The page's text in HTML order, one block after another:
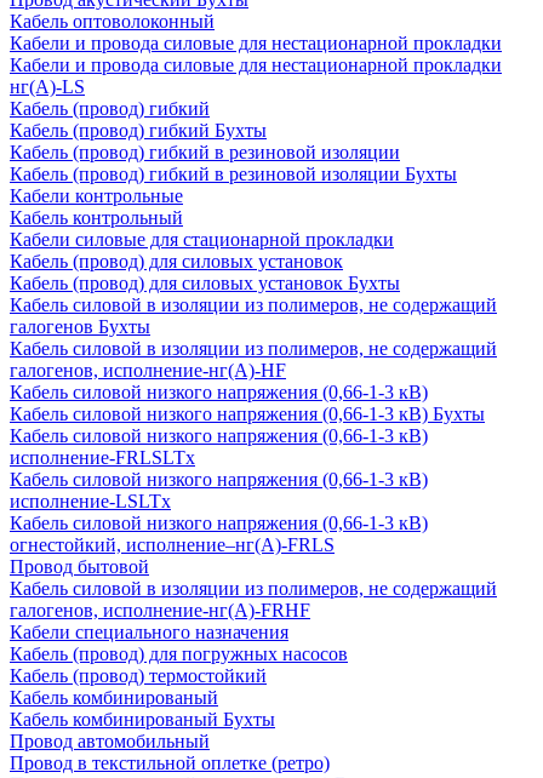
Кабель оптоволоконный
Кабели и провода силовые для нестационарной прокладки
Кабели и провода силовые для нестационарной прокладки
нг(А)-LS
Кабель (провод) гибкий
Кабель (провод) гибкий Бухты
Кабель (провод) гибкий в резиновой изоляции
Кабель (провод) гибкий в резиновой изоляции Бухты
Кабели контрольные
Кабель контрольный
Кабели силовые для стационарной прокладки
Кабель (провод) для силовых установок
Кабель (провод) для силовых установок Бухты
Кабель силовой в изоляции из полимеров, не содержащий
галогенов Бухты
Кабель силовой в изоляции из полимеров, не содержащий
галогенов, исполнение-нг(А)-HF
Кабель силовой низкого напряжения (0,66-1-3 кВ)
Кабель силовой низкого напряжения (0,66-1-3 кВ) Бухты
Кабель силовой низкого напряжения (0,66-1-3 кВ)
исполнение-FRLSLTx
Кабель силовой низкого напряжения (0,66-1-3 кВ)
исполнение-LSLTx
Кабель силовой низкого напряжения (0,66-1-3 кВ)
огнестойкий, исполнение–нг(А)-FRLS
Провод бытовой
Кабель силовой в изоляции из полимеров, не содержащий
галогенов, исполнение-нг(А)-FRHF
Кабели специального назначения
Кабель (провод) для погружных насосов
Кабель (провод) термостойкий
Кабель комбинированый
Кабель комбинированый Бухты
Провод автомобильный
Провод в текстильной оплетке (ретро)